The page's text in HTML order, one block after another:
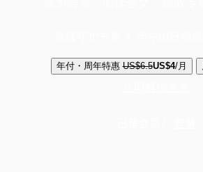
年付・周年特惠 US$6.5US$4/月